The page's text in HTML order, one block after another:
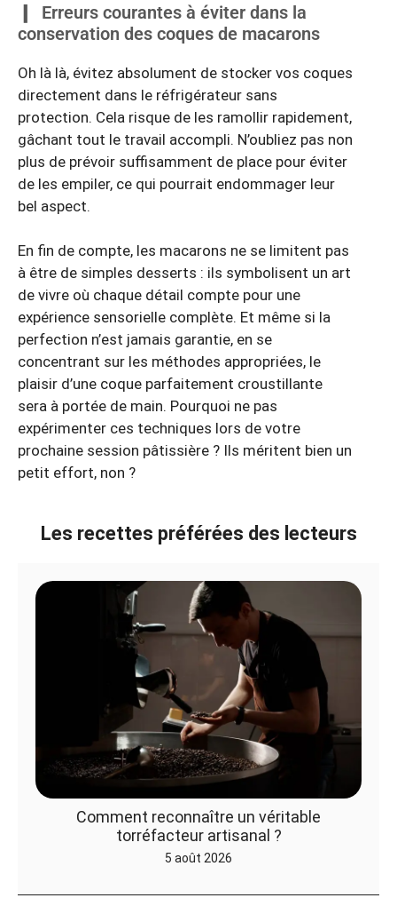
Erreurs courantes à éviter dans la
conservation des coques de macarons
Oh là là, évitez absolument de stocker vos coques
directement dans le réfrigérateur sans
protection. Cela risque de les ramollir rapidement,
gâchant tout le travail accompli. N’oubliez pas non
plus de prévoir suffisamment de place pour éviter
de les empiler, ce qui pourrait endommager leur
bel aspect.
En fin de compte, les macarons ne se limitent pas
à être de simples desserts : ils symbolisent un art
de vivre où chaque détail compte pour une
expérience sensorielle complète. Et même si la
perfection n’est jamais garantie, en se
concentrant sur les méthodes appropriées, le
plaisir d’une coque parfaitement croustillante
sera à portée de main. Pourquoi ne pas
expérimenter ces techniques lors de votre
prochaine session pâtissière ? Ils méritent bien un
petit effort, non ?
Les recettes préférées des lecteurs
Comment reconnaître un véritable
torréfacteur artisanal ?
5 août 2026